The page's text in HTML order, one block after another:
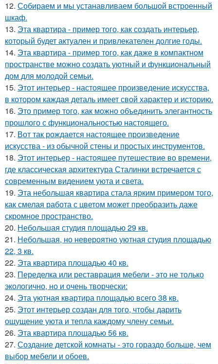
12. Собираем и мы устанавливаем большой встроенный
шкаф.
13. Эта квартира - пример того, как создать интерьер,
который будет актуален и привлекателен долгие годы.
14. Эта квартира - пример того, как даже в компактном
пространстве можно создать уютный и функциональный
дом для молодой семьи.
15. Этот интерьер - настоящее произведение искусства,
в котором каждая деталь имеет свой характер и историю.
16. Это пример того, как можно объединить элегантность
прошлого с функциональностью настоящего.
17. Вот так рождается настоящее произведение
искусства - из обычной стены и простых инструментов.
18. Этот интерьер - настоящее путешествие во времени,
где классическая архитектура Сталинки встречается с
современным видением уюта и света.
19. Эта небольшая квартира стала ярким примером того,
как смелая работа с цветом может преобразить даже
скромное пространство.
20. Небольшая студия площадью 29 кв.
21. Небольшая, но невероятно уютная студия площадью
22, 3 кв.
22. Эта квартира площадью 40 кв.
23. Переделка или реставрация мебели - это не только
экологично, но и очень творчески:
24. Эта уютная квартира площадью всего 38 кв.
25. Этот интерьер создан для того, чтобы дарить
ощущение уюта и тепла каждому члену семьи.
26. Эта квартира площадью 56 кв.
27. Создание детской комнаты - это гораздо больше, чем
выбор мебели и обоев.